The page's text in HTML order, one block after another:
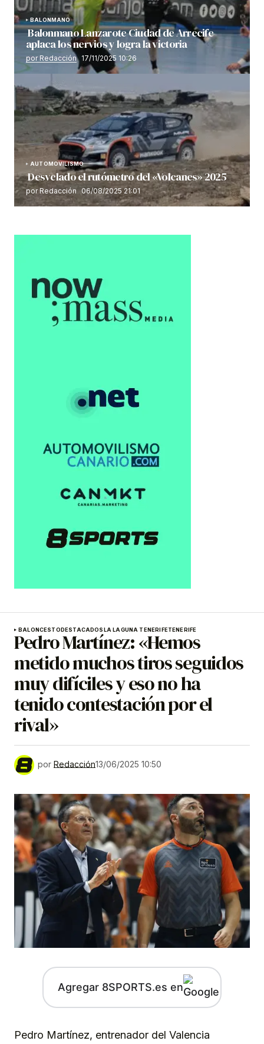
BALONMANO
Balonmano Lanzarote Ciudad de Arrecife
aplaca los nervios y logra la victoria
por Redacción 17/11/2025 10:26
AUTOMOVILISMO
Desvelado el rutómetro del «Volcanes» 2025
por Redacción 06/08/2025 21:01
BALONCESTODESTACADOSLA LAGUNA TENERIFETENERIFE
Pedro Martínez: «Hemos
metido muchos tiros seguidos
muy difíciles y eso no ha
tenido contestación por el
rival»
por Redacción13/06/2025 10:50
Agregar 8SPORTS.es en
Pedro Martínez, entrenador del Valencia